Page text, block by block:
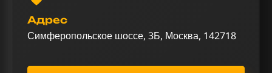
Адрес
Симферопольское шоссе, 3Б, Москва, 142718